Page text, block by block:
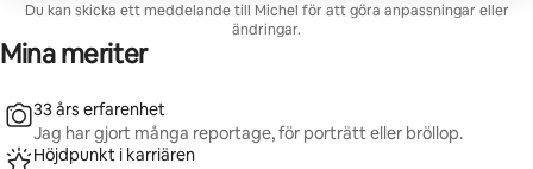
Du kan skicka ett meddelande till Michel för att göra anpassningar eller
ändringar.
Mina meriter
33 års erfarenhet
Jag har gjort många reportage, för porträtt eller bröllop.
Höjdpunkt i karriären